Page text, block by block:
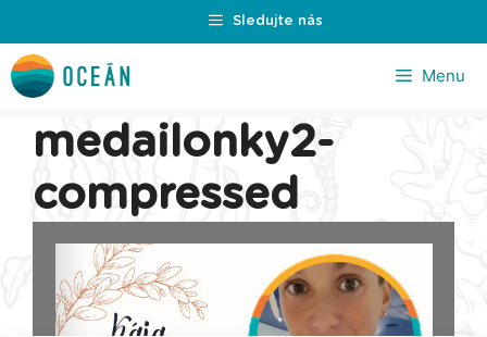
na
obsah
Sledujte nás
Menu
medailonky2-
compressed